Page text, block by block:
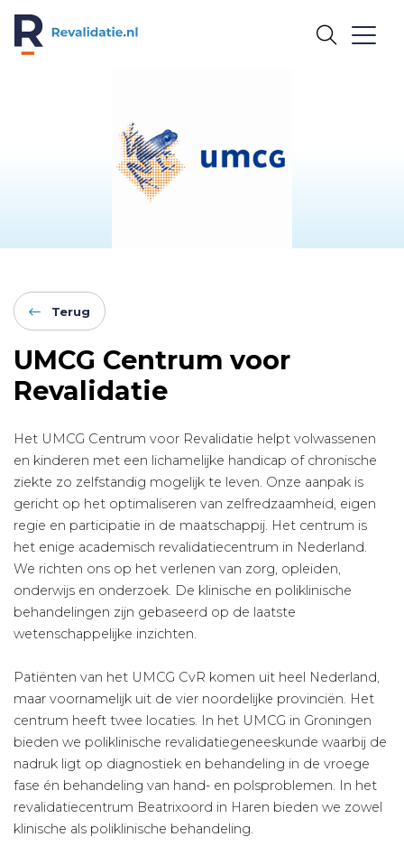
Terug
UMCG Centrum voor
Revalidatie
Het UMCG Centrum voor Revalidatie helpt volwassenen
en kinderen met een lichamelijke handicap of chronische
ziekte zo zelfstandig mogelijk te leven. Onze aanpak is
gericht op het optimaliseren van zelfredzaamheid, eigen
regie en participatie in de maatschappij. Het centrum is
het enige academisch revalidatiecentrum in Nederland.
We richten ons op het verlenen van zorg, opleiden,
onderwijs en onderzoek. De klinische en poliklinische
behandelingen zijn gebaseerd op de laatste
wetenschappelijke inzichten.
Patiënten van het UMCG CvR komen uit heel Nederland,
maar voornamelijk uit de vier noordelijke provinciën. Het
centrum heeft twee locaties. In het UMCG in Groningen
bieden we poliklinische revalidatiegeneeskunde waarbij de
nadruk ligt op diagnostiek en behandeling in de vroege
fase én behandeling van hand- en polsproblemen. In het
revalidatiecentrum Beatrixoord in Haren bieden we zowel
klinische als poliklinische behandeling.